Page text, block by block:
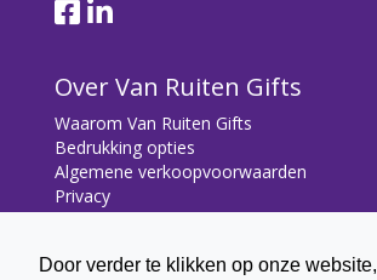
Door verder te klikken op onze website,
Over Van Ruiten Gifts
Waarom Van Ruiten Gifts
Bedrukking opties
Algemene verkoopvoorwaarden
Privacy
Contact